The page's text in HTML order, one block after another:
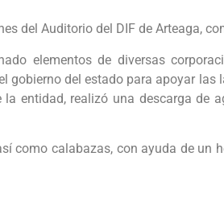
del Auditorio del DIF de Arteaga,
elementos de diversas
gobierno del estado para apoyar las
entidad, realizó una descarga de
como calabazas, con ayuda de un